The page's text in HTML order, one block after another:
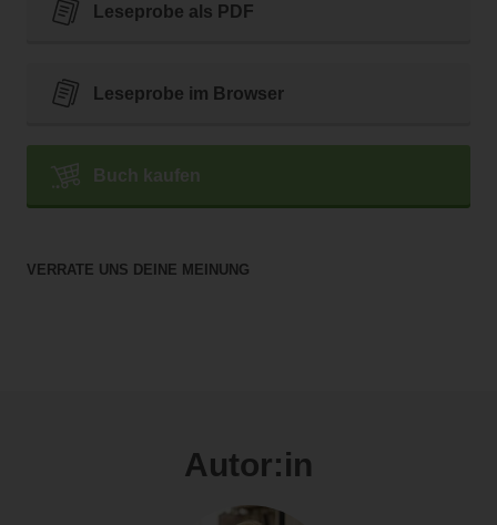
Leseprobe als PDF
Leseprobe im Browser
Buch kaufen
VERRATE UNS DEINE MEINUNG
Autor:in